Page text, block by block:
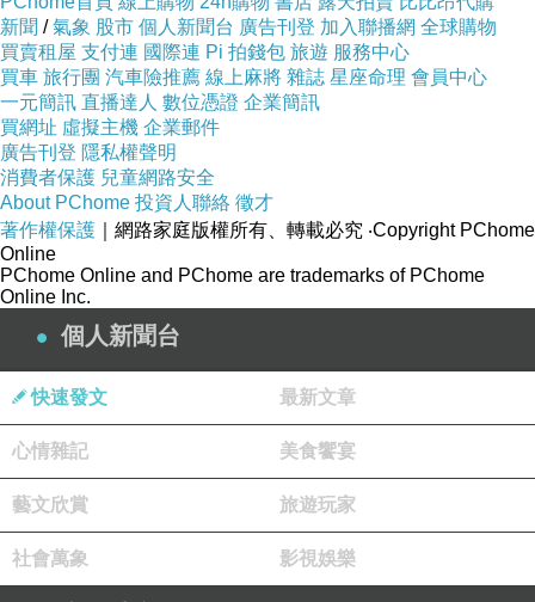
大家都跟我們依樣把握最後一天的夜間櫻花
白天和夜晚賞櫻的感覺不太一樣
白天看到的櫻花比較粉嫩，感覺比晚上更壯觀
新聞 /氣象 股市 個人新聞台 廣告刊登 加入聯播網 全球購物
買賣租屋 支付連 國際連 Pi 拍錢包 旅遊 服務中心
買車 旅行團 汽車險推薦 線上麻將 雜誌 星座命理 會員中心
一元簡訊 直播達人 數位憑證 企業簡訊
買網址 虛擬主機 企業郵件
廣告刊登 隱私權聲明
消費者保護 兒童網路安全
About PChome 投資人聯絡 徵才
著作權保護 ｜網路家庭版權所有、轉載必究 ‧Copyright PChome
Online
PChome Online and PChome are trademarks of PChome
Online Inc.
個人新聞台
快速發文 最新文章
心情雜記 美食饗宴
藝文欣賞 旅遊玩家
社會萬象 影視娛樂